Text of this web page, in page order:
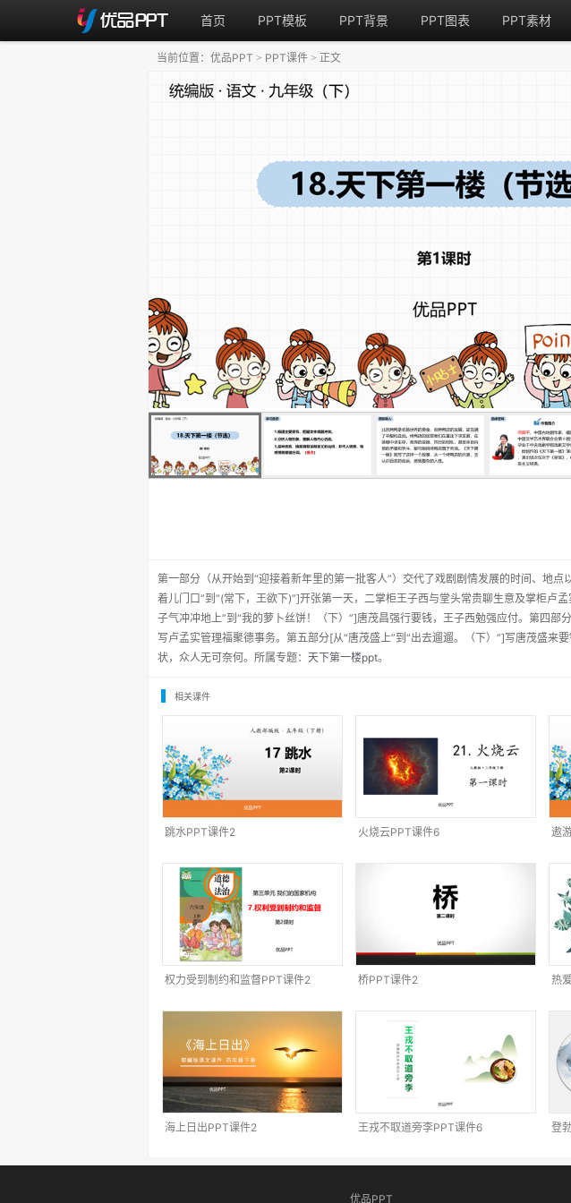
首页 PPT模板 PPT背景 PPT图表 PPT素材
第一部分（从开始到“迎接着新年里的第一批客人”）交代了戏剧剧情发展的时间、地点
着儿门口”到“(常下，王欲下)”]开张第一天，二掌柜王子西与堂头常贵聊生意及掌柜卢
子气冲冲地上”到“我的萝卜丝饼！（下）”]唐茂昌强行要钱，王子西勉强应付。第四部分
写卢孟实管理福聚德事务。第五部分[从“唐茂盛上”到“出去遛遛。（下）”]写唐茂盛来
状，众人无可奈何。所属专题： 天下第一楼ppt。
当前位置： 优品PPT > PPT课件 > 正文
相关课件
跳水PPT课件2 火烧云PPT课件6 遨
权力受到制约和监督PPT课件2 桥PPT课件2 热
海上日出PPT课件2 王戎不取道旁李PPT课件6 登
优品PPT